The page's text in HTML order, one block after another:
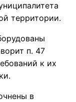
территории.
п. 47
к их
в